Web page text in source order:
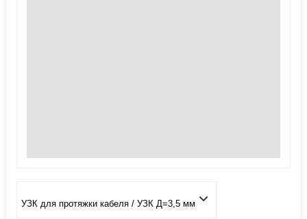
УЗК для протяжки кабеля / УЗК Д=3,5 мм